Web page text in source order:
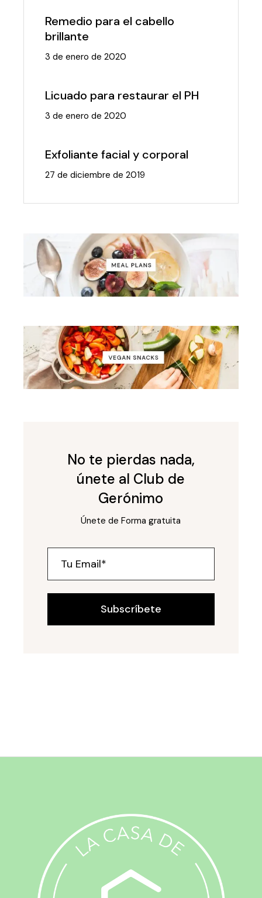
Remedio para el cabello
brillante
3 de enero de 2020
Licuado para restaurar el PH
3 de enero de 2020
Exfoliante facial y corporal
27 de diciembre de 2019
No te pierdas nada,
únete al Club de
Gerónimo
Únete de Forma gratuita
Subscríbete